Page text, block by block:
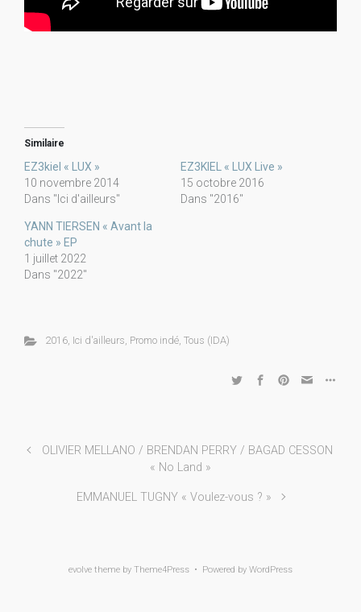
Similaire
EZ3kiel « LUX »
10 novembre 2014
Dans "Ici d'ailleurs"
EZ3KIEL « LUX Live »
15 octobre 2016
Dans "2016"
YANN TIERSEN « Avant la
chute » EP
1 juillet 2022
Dans "2022"
2016, Ici d'ailleurs, Promo indé, Tous (IDA)
OLIVIER MELLANO / BRENDAN PERRY / BAGAD CESSON
« No Land »
EMMANUEL TUGNY « Voulez-vous ? »
evolve theme by Theme4Press • Powered by WordPress